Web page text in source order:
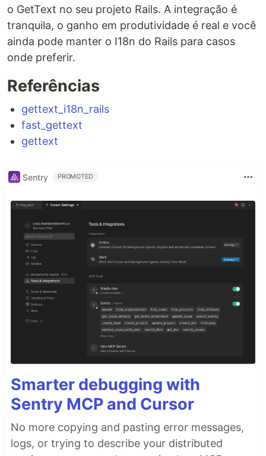
o GetText no seu projeto Rails. A integração é
tranquila, o ganho em produtividade é real e você
ainda pode manter o I18n do Rails para casos
onde preferir.
Referências
gettext_i18n_rails
fast_gettext
gettext
Sentry PROMOTED
Smarter debugging with
Sentry MCP and Cursor
No more copying and pasting error messages,
logs, or trying to describe your distributed